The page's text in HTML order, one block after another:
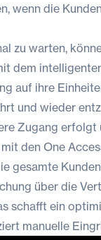
wenn die
zu warten,
dem
auf ihre
und wieder
Zugang
den One
gesamte
über die
schafft ein
manuelle